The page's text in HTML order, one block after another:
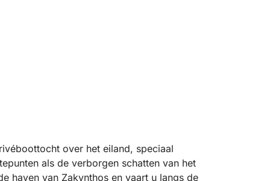
over het eiland, speciaal
als de verborgen schatten van het
haven van Zakynthos en vaart u langs de